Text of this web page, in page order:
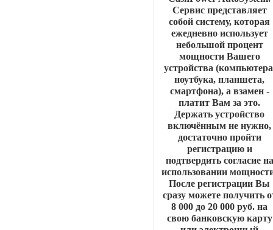
Сервис представляет
собой систему, которая
ежедневно использует
небольшой процент
мощности Вашего
устройства
ноутбука, планшета,
смартфона), а взамен -
платит Вам за это.
Держать устройство
включённым не нужно,
достаточно пройти
регистрацию и
подтвердить согласие на
использовании
После регистрации Вы
сразу можете получить
8 000 до 20 000 руб. на
свою банковскую карту